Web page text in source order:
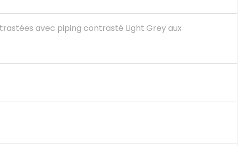
avec piping contrasté Light Grey aux